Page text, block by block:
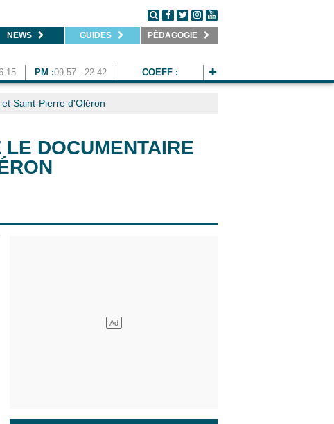
NEWS GUIDES PÉDAGOGIE
PM :09:57 - 22:42 COEFF :
Saint-Pierre d'Oléron
DOCUMENTAIRE